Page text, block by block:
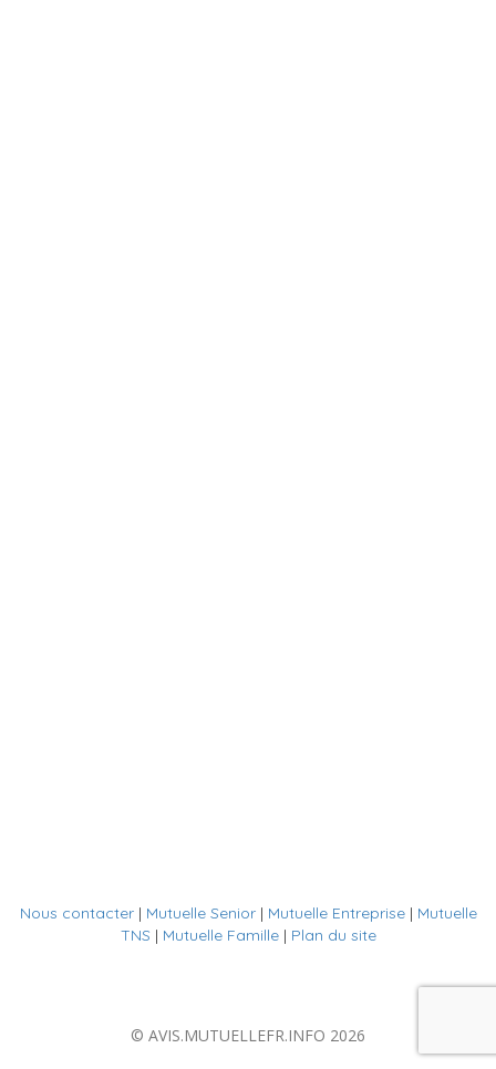
Nous contacter| Mutuelle Senior| Mutuelle Entreprise| Mutuelle
TNS | Mutuelle Famille| Plan du site
© AVIS.MUTUELLEFR.INFO 2026